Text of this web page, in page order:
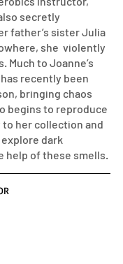
secretly
father’s sister Julia
she  violently
Much to Joanne’s
recently been
bringing chaos
begins to reproduce
her collection and
dark
help of these smells.